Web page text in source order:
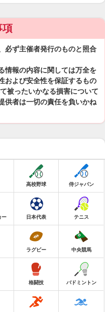
項
必ず主催者発行のものと照合
情報の内容に関しては万全を
および安全性を保証するもの
被ったいかなる損害について
供者は一切の責任を負いかね
高校野球 侍ジャパン
ー 日本代表 テニス
ラグビー 中央競馬
格闘技 バドミントン